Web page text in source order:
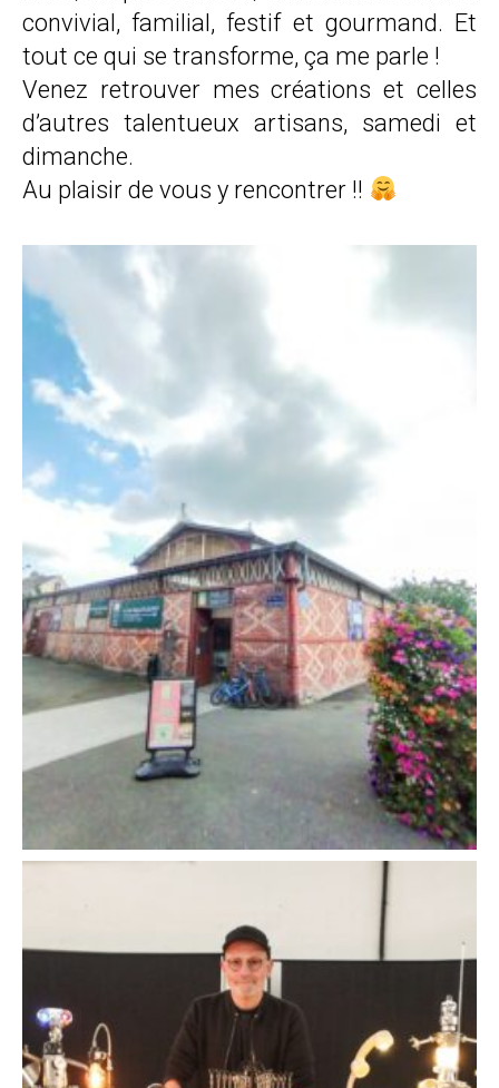
convivial, familial, festif et gourmand. Et
tout ce qui se transforme, ça me parle !
Venez retrouver mes créations et celles
d’autres talentueux artisans, samedi et
dimanche.
Au plaisir de vous y rencontrer !!